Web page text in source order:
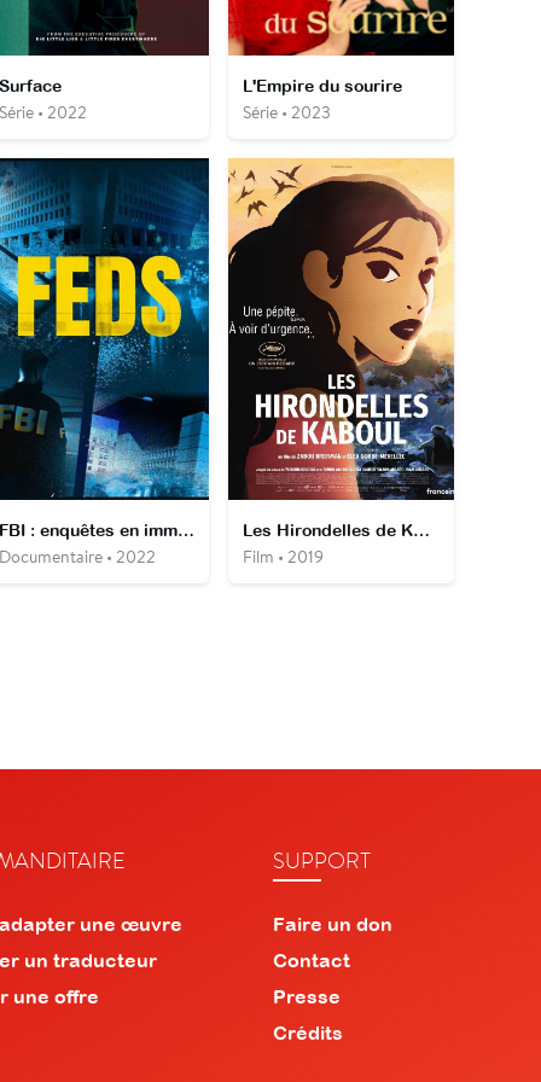
• 2022
L'Empire du sourire
Série • 2023
FBI : enquêtes en immersion
• 2022
Les Hirondelles de Kaboul
Film • 2019
une œuvre
un traducteur
une offre
SUPPORT
Faire un don
Contact
Presse
Crédits